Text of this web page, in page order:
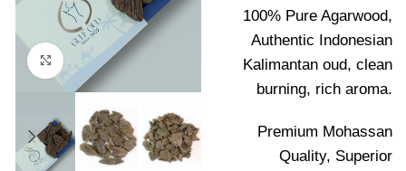
Click to enlarge
100% Pure Agarwood,
Authentic Indonesian
Kalimantan oud, clean
burning, rich aroma.
Premium Mohassan
Quality, Superior